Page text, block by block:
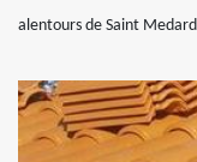
alentours de Saint